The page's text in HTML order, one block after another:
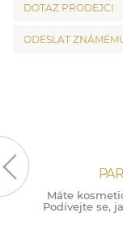
DOTAZ PRODEJCI
ODESLAT
Máte
Podívejte se,